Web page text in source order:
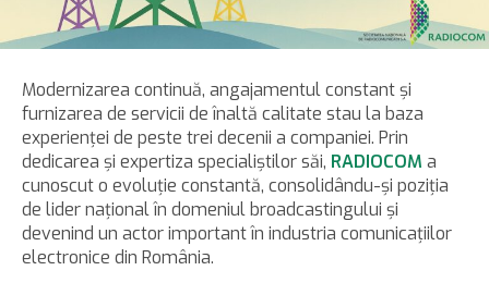
Modernizarea continuă, angajamentul constant și
furnizarea de servicii de înaltă calitate stau la baza
experienței de peste trei decenii a companiei. Prin
dedicarea și expertiza specialiștilor săi, RADIOCOM a
cunoscut o evoluție constantă, consolidându-și poziția
de lider național în domeniul broadcastingului și
devenind un actor important în industria comunicațiilor
electronice din România.